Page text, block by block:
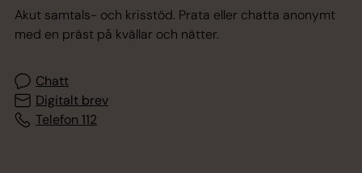
Akut samtals- och krisstöd. Prata eller chatta anonymt
med en präst på kvällar och nätter.
Chatt
Digitalt brev
Telefon 112